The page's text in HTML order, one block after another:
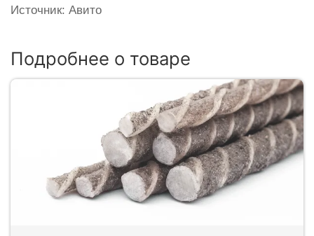
Источник: Авито
Подробнее о товаре